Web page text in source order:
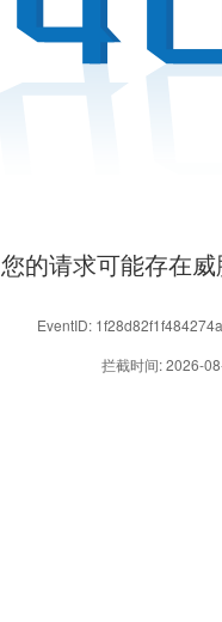
您的请求可能存在威
EventID:
拦截时间: 2026-